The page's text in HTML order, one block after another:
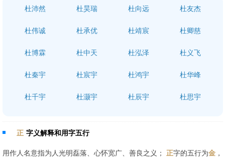
杜沛然 杜昊瑞 杜向远 杜友杰
杜伟诚 杜承优 杜靖宸 杜卿慈
杜博霖 杜中天 杜泓泽 杜义飞
杜秦宇 杜宸宇 杜鸿宇 杜华峰
杜千宇 杜灏宇 杜辰宇 杜思宇
正 字义解释和用字五行
用作人名意指为人光明磊落、心怀宽广、善良之义； 正字的五行为金 ，